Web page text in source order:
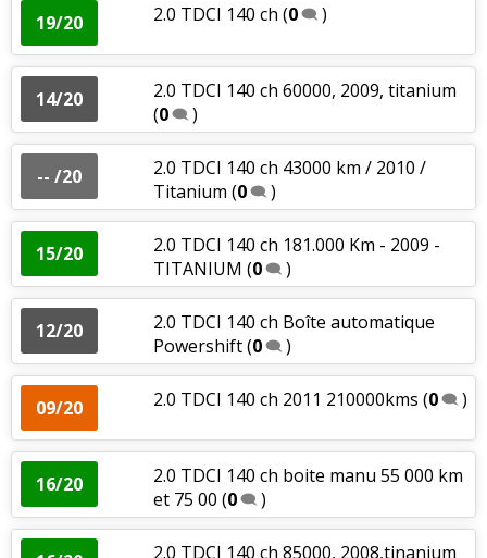
19/20 2.0 TDCI 140 ch (0 )
14/20
2.0 TDCI 140 ch 60000, 2009, titanium
(0 )
-- /20
2.0 TDCI 140 ch 43000 km / 2010 /
Titanium (0 )
15/20
2.0 TDCI 140 ch 181.000 Km - 2009 -
TITANIUM (0 )
12/20
2.0 TDCI 140 ch Boîte automatique
Powershift(0 )
09/20 2.0 TDCI 140 ch 2011 210000kms (0 )
16/20
2.0 TDCI 140 ch boite manu 55 000 km
et 75 00 (0 )
2.0 TDCI 140 ch 85000, 2008,tinanium